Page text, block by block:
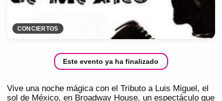
CONCIERTOS
Este evento ya ha finalizado
Vive una noche mágica con el Tributo a Luis Miguel, el
sol de México, en Broadway House, un espectáculo que